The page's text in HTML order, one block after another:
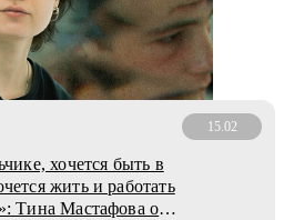
15.02
хочется быть в
жить и работать
Тина Мастафова о